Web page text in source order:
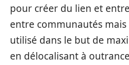
pour créer du lien et
entre communautés
utilisé dans le but de
en délocalisant à